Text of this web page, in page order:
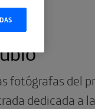
fotógrafas del
dedicada a